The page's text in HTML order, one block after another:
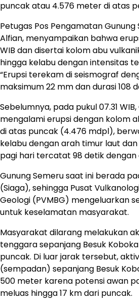
puncak atau 4.576 meter di atas
Petugas Pos Pengamatan Gunung
Alfian, menyampaikan bahwa
WIB dan disertai kolom abu
hingga kelabu dengan intensitas
“Erupsi terekam di seismograf
maksimum 22 mm dan durasi 108
Sebelumnya, pada pukul 07.31
mengalami erupsi dengan kolom
di atas puncak (4.476 mdpl),
kelabu dengan arah timur laut
pagi hari tercatat 98 detik dengan
Gunung Semeru saat ini berada
(Siaga), sehingga Pusat
Geologi (PVMBG) mengeluarkan
untuk keselamatan masyarakat.
Masyarakat dilarang melakukan
tenggara sepanjang Besuk
puncak. Di luar jarak tersebut,
(sempadan) sepanjang Besuk
500 meter karena potensi awan
meluas hingga 17 km dari puncak.